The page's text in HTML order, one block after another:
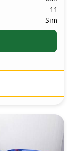
11
Sim